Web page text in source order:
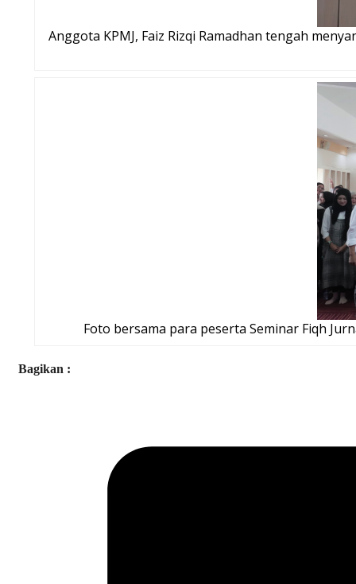
Anggota KPMJ, Faiz Rizqi Ramadhan tengah
Foto bersama para peserta Seminar Fiqh
Bagikan :